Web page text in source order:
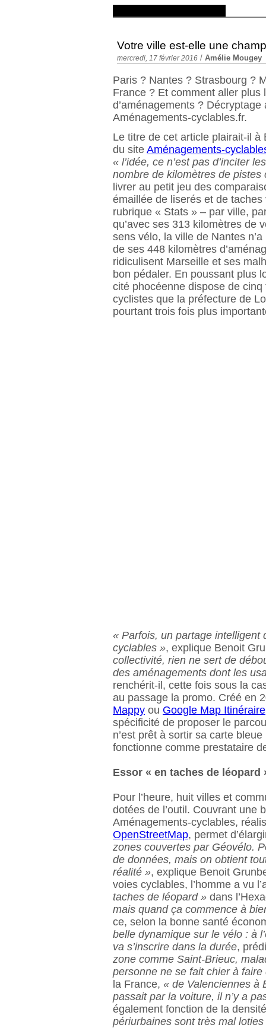
Votre ville est-elle une
mercredi, 17 février 2016 / Amélie Mougey
Paris ? Nantes ? Strasbourg ?
France ? Et comment aller
d’aménagements ?
Aménagements-cyclables.fr.
Le titre de cet article plairait-il à
du site Aménagements-
« l’idée, ce n’est pas d’inciter
nombre de kilomètres de pistes
livrer au petit jeu des
émaillée de liserés et de
rubrique « Stats » – par ville,
qu’avec ses 313 kilomètres de
sens vélo, la ville de Nantes
de ses 448 kilomètres
ridiculisent Marseille et ses
bon pédaler. En poussant plus
cité phocéenne dispose de
cyclistes que la préfecture de
pourtant trois fois plus
« Parfois, un partage intelligent
cyclables », explique Benoit
collectivité, rien ne sert de
des aménagements dont les
renchérit-il, cette fois sous la
au passage la promo. Créé en
Mappy ou Google Map Itinéraire
spécificité de proposer le
n’est prêt à sortir sa carte
fonctionne comme prestataire
Essor « en taches de léopard
Pour l’heure, huit villes et
dotées de l’outil. Couvrant une
Aménagements-cyclables,
OpenStreetMap, permet
zones couvertes par Géovélo.
de données, mais on obtient
réalité », explique Benoit
voies cyclables, l’homme a vu
taches de léopard » dans
mais quand ça commence à
ce, selon la bonne santé
belle dynamique sur le vélo : à
va s’inscrire dans la durée,
zone comme Saint-Brieuc,
personne ne se fait chier à faire
la France, « de Valenciennes à
passait par la voiture, il n’y a
également fonction de la
périurbaines sont très mal loties